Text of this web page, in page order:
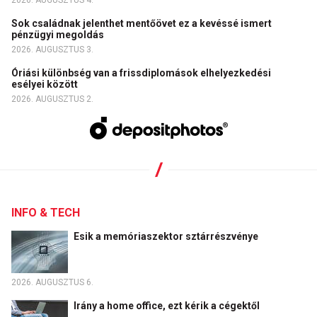
Sok családnak jelenthet mentőövet ez a kevéssé ismert
pénzügyi megoldás
2026. AUGUSZTUS 3.
Óriási különbség van a frissdiplomások elhelyezkedési
esélyei között
2026. AUGUSZTUS 2.
INFO & TECH
Esik a memóriaszektor sztárrészvénye
2026. AUGUSZTUS 6.
Irány a home office, ezt kérik a cégektől